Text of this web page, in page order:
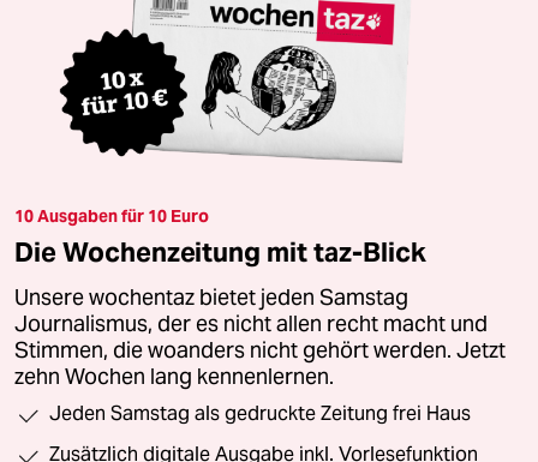
10 Ausgaben für 10 Euro
Die Wochenzeitung mit taz-Blick
Unsere wochentaz bietet jeden Samstag
Journalismus, der es nicht allen recht macht und
Stimmen, die woanders nicht gehört werden. Jetzt
zehn Wochen lang kennenlernen.
Jeden Samstag als gedruckte Zeitung frei Haus
Zusätzlich digitale Ausgabe inkl. Vorlesefunktion